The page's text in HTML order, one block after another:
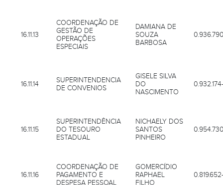
16.11.13
COORDENAÇÃO DE
GESTÃO DE
OPERAÇÕES
ESPECIAIS
DAMIANA DE
SOUZA
BARBOSA
16.11.14
SUPERINTENDENCIA
DE CONVENIOS
GISELE SILVA
DO
NASCIMENTO
16.11.15
SUPERINTENDÊNCIA
DO TESOURO
ESTADUAL
NICHAELY DOS
SANTOS
PINHEIRO
16.11.16
COORDENAÇÃO DE
PAGAMENTO E
DESPESA PESSOAL
GOMERCÍDIO
RAPHAEL
FILHO